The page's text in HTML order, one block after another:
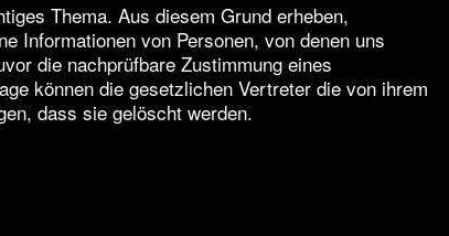
Thema. Aus diesem Grund erheben,
Informationen von Personen, von denen uns
die nachprüfbare Zustimmung eines
können die gesetzlichen Vertreter die von ihrem
dass sie gelöscht werden.